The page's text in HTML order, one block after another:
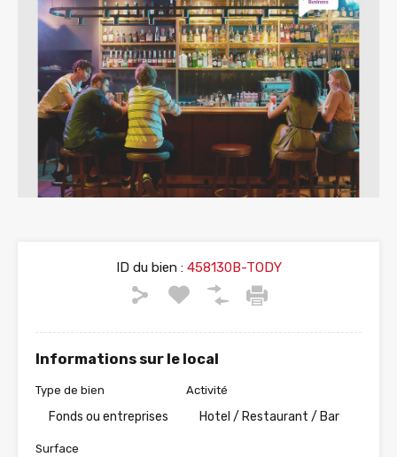
ID du bien :458130B-TODY
Informations sur le local
Type de bien
Fonds ou entreprises
Activité
Hotel / Restaurant / Bar
Surface